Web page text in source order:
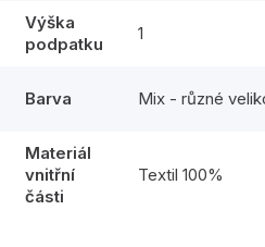
Výška
podpatku
1
Barva Mix - různé
Materiál
vnitřní
části
Textil 100%